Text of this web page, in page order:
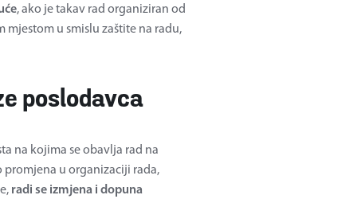
, ako je takav rad organiziran od
mjestom u smislu zaštite na radu,
poslodavca
na kojima se obavlja rad na
promjena u organizaciji rada,
radi se izmjena i dopuna